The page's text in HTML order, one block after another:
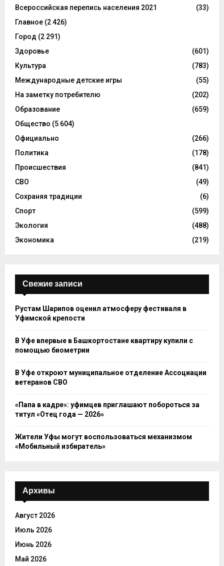
Всероссийская перепись населения 2021
(33)
Главное (2 426)
Город (2 291)
Здоровье
(601)
Культура
(783)
Международные детские игры
(55)
На заметку потребителю
(202)
Образование
(659)
Общество (5 604)
Официально
(266)
Политика
(178)
Происшествия
(841)
СВО
(49)
Сохраняя традиции
(6)
Спорт
(599)
Экология
(488)
Экономика
(219)
Свежие записи
Рустам Шарипов оценил атмосферу фестиваля в
Уфимской крепости
В Уфе впервые в Башкортостане квартиру купили с
помощью биометрии
В Уфе откроют муниципальное отделение Ассоциации
ветеранов СВО
«Папа в кадре»: уфимцев приглашают побороться за
титул «Отец года — 2026»
Жители Уфы могут воспользоваться механизмом
«Мобильный избиратель»
Архивы
Август 2026
Июль 2026
Июнь 2026
Май 2026